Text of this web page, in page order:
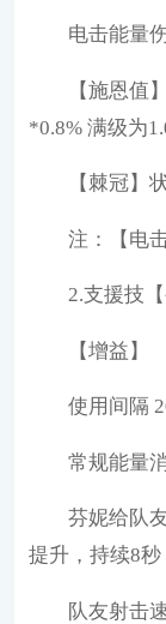
电击能量
【施恩值
*0.8% 满级为
【棘冠】
注：【电
2.支援技
【增益】
使用间隔
常规能量
芬妮给队
提升，持续8秒
队友射击